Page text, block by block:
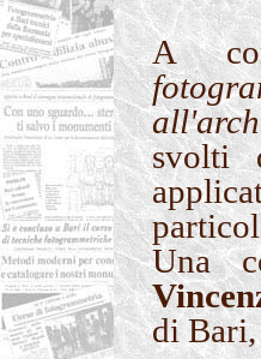
A
svolti
Una
di Bari,